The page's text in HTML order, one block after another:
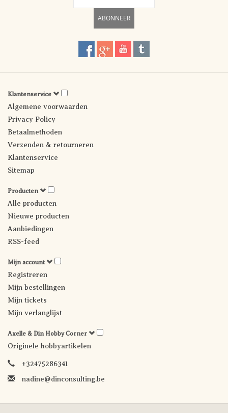
ABONNEER
Klantenservice
Algemene voorwaarden
Privacy Policy
Betaalmethoden
Verzenden & retourneren
Klantenservice
Sitemap
Producten
Alle producten
Nieuwe producten
Aanbiedingen
RSS-feed
Mijn account
Registreren
Mijn bestellingen
Mijn tickets
Mijn verlanglijst
Axelle & Din Hobby Corner
Originele hobbyartikelen
+32475286341
nadine@dinconsulting.be